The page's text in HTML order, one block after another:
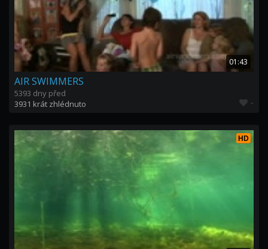
01:43
AIR SWIMMERS
5393 dny před
3931 krát zhlédnuto
-
HD